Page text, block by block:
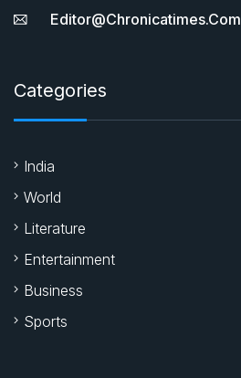
Editor@chronicatimes.com
Categories
India
World
Literature
Entertainment
Business
Sports